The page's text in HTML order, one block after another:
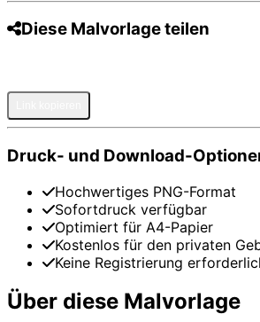
Diese Malvorlage teilen
Druck- und Download-
Hochwertiges PNG-Format
Sofortdruck verfügbar
Optimiert für A4-Papier
Kostenlos für den privaten
Keine Registrierung
Über diese Malvorlage